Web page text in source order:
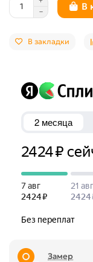
В
В закладки
Замер